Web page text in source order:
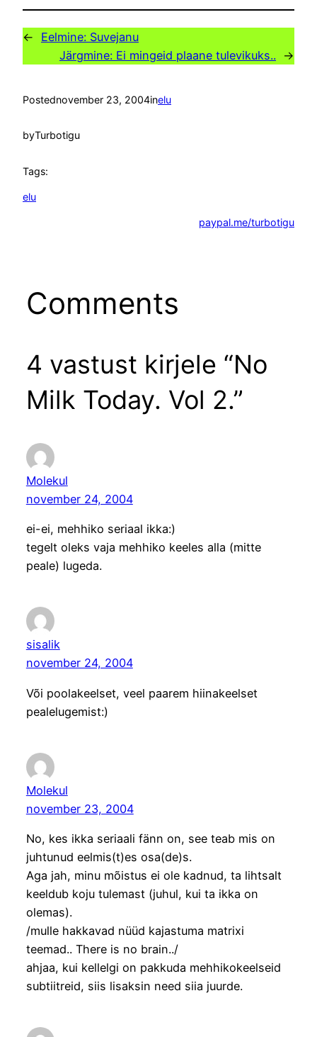
← Eelmine: Suvejanu
Järgmine: Ei mingeid plaane tulevikuks.. →
Postednovember 23, 2004inelu
byTurbotigu
Tags:
elu
paypal.me/turbotigu
Comments
4 vastust kirjele “No
Milk Today. Vol 2.”
Molekul
november 24, 2004
ei-ei, mehhiko seriaal ikka:)
tegelt oleks vaja mehhiko keeles alla (mitte
peale) lugeda.
sisalik
november 24, 2004
Või poolakeelset, veel paarem hiinakeelset
pealelugemist:)
Molekul
november 23, 2004
No, kes ikka seriaali fänn on, see teab mis on
juhtunud eelmis(t)es osa(de)s.
Aga jah, minu mõistus ei ole kadnud, ta lihtsalt
keeldub koju tulemast (juhul, kui ta ikka on
olemas).
/mulle hakkavad nüüd kajastuma matrixi
teemad.. There is no brain../
ahjaa, kui kellelgi on pakkuda mehhikokeelseid
subtiitreid, siis lisaksin need siia juurde.